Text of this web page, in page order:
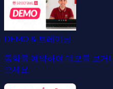
DEMO & 트레이닝
통화를 예약하여 데모를 보거
으세요.